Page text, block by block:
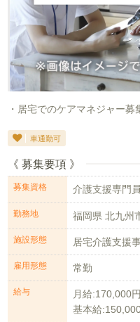
・居宅でのケアマネジャー募
車通勤可
《 募集要項 》
募集資格 介護支援専門
勤務地 福岡県 北九州
施設形態 居宅介護支援
雇用形態 常勤
給与
月給:170,000
基本給